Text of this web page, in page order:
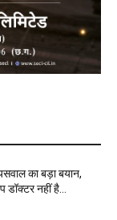
का बड़ा बयान,
डॉक्टर नहीं है…